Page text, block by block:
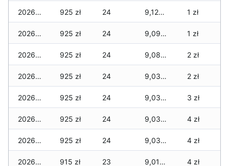
2026-02-19 925 zł 24 9,125 zł 1 zł
2026-02-18 925 zł 24 9,090 zł 1 zł
2026-02-17 925 zł 24 9,080 zł 2 zł
2026-02-16 925 zł 24 9,035 zł 2 zł
2026-02-15 925 zł 24 9,035 zł 3 zł
2026-02-14 925 zł 24 9,035 zł 4 zł
2026-02-13 925 zł 24 9,030 zł 4 zł
2026-02-12 915 zł 23 9,010 zł 4 zł